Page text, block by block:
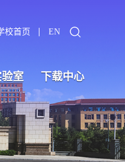
校首页 EN
室 下载中心